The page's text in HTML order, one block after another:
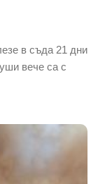
в съда 21 дни
вече са с